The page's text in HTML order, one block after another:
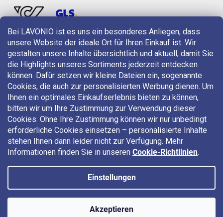
Bei LAVONIO ist es uns ein besonderes Anliegen, dass
unsere Website der ideale Ort für Ihren Einkauf ist. Wir
gestalten unsere Inhalte übersichtlich und aktuell, damit Sie
die Highlights unseres Sortiments jederzeit entdecken
können. Dafür setzen wir kleine Dateien ein, sogenannte
Cookies, die auch zur personalisierten Werbung dienen. Um
Ihnen ein optimales Einkaufserlebnis bieten zu können,
bitten wir um Ihre Zustimmung zur Verwendung dieser
Cookies. Ohne Ihre Zustimmung können wir nur unbedingt
erforderliche Cookies einsetzen – personalisierte Inhalte
stehen Ihnen dann leider nicht zur Verfügung. Mehr
Informationen finden Sie in unseren Cookie-Richtlinien.
Einstellungen
Akzeptieren
LAVONIO in der Welt
Für Aktionen, Gewinnspiele und Rabatte folgen Sie uns auf:
Copyright 2026 LAVONIO.at. Alle Rechte vorbehalten.